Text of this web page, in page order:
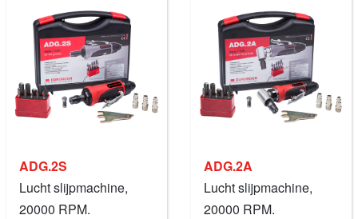
ADG.2S
Lucht slijpmachine,
20000 RPM.
ADG.2A
Lucht slijpmachine,
20000 RPM.